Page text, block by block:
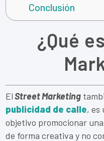
Conclusión
¿Qué
ElStreet Marketing
publicidad de calle, es
objetivo promocionar
de forma creativa y no